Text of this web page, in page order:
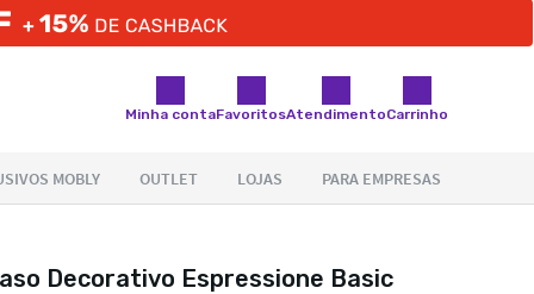
Minha contaFavoritosAtendimentoCarrinho
Decorativo Espressione Basic